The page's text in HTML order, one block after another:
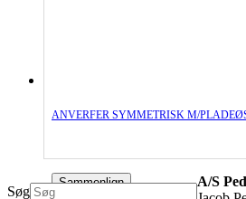
ANVERFER SYMMETRISK M/
Sammenlign
Søg
A/S